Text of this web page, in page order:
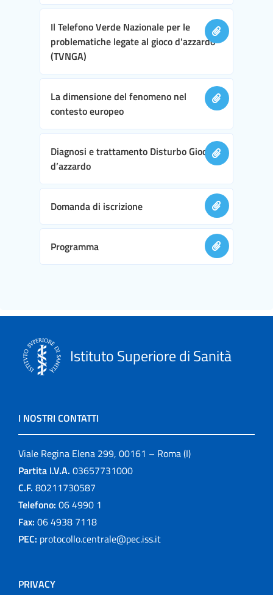
Il Telefono Verde Nazionale per le
problematiche legate al gioco d'azzardo
(TVNGA)
La dimensione del fenomeno nel
contesto europeo
Diagnosi e trattamento Disturbo Gioco
d’azzardo
Domanda di iscrizione
Programma
Istituto Superiore di Sanità
I NOSTRI CONTATTI
Viale Regina Elena 299, 00161 – Roma (I)
Partita I.V.A. 03657731000
C.F. 80211730587
Telefono: 06 4990 1
Fax: 06 4938 7118
PEC: protocollo.centrale@pec.iss.it
PRIVACY